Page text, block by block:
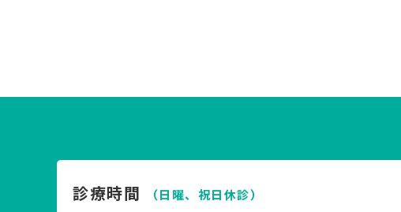
診療時間 （日曜、祝日休診）